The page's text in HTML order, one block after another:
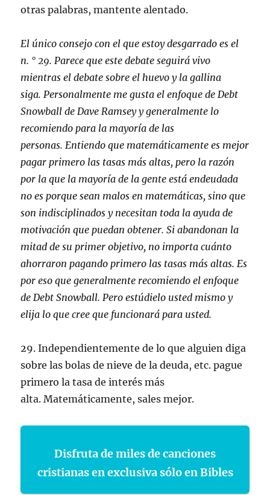
otras palabras,mantente alentado.
El único consejo con el que estoy desgarrado es el
n. ° 29. Parece queeste debateseguirá vivo
mientras el debate sobre el huevo y la gallina
siga. Personalmente me gusta elenfoque de Debt
Snowball de Dave Ramsey y generalmente lo
recomiendo para la mayoría de las
personas. Entiendo que matemáticamente es mejor
pagar primero las tasas más altas, pero la razón
por la que la mayoría de la gente está endeudada
no es porque sean malos en matemáticas, sino que
son indisciplinados y necesitan toda la ayuda de
motivación que puedan obtener. Si abandonan la
mitad de su primer objetivo, no importa cuánto
ahorraron pagando primero las tasas más altas. Es
por eso que generalmente recomiendo el enfoque
de Debt Snowball. Pero estúdielo usted mismo y
elija lo que cree que funcionará para usted.
29. Independientemente de lo que alguien diga
sobre las bolas de nieve de la deuda, etc. pague
primero la tasa de interés más
alta. Matemáticamente, sales mejor.
Disfruta de miles de canciones
cristianas en exclusiva sólo en Bibles